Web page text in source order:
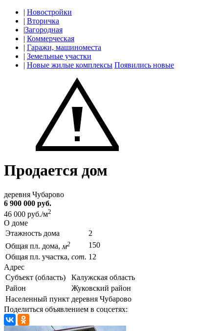
| Новостройки
| Вторичка
|Загородная
| Коммерческая
| Гаражи, машиноместа
| Земельные участки
| Новые жилые комплексы Появились новые
Продается дом
деревня Чубарово
6 900 000 руб.
46 000 руб./м2
О доме
Этажность дома
2
Общая пл. дома, м2
150
Общая пл. участка, сот. 12
Адрес
Субъект (область)
Калужская область
Район
Жуковский район
Населенный пункт деревня Чубарово
Поделиться объявлением в соцсетях: